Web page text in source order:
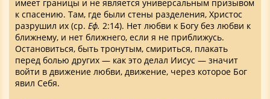
имеет границы и не является универсальным призывом
к спасению. Там, где были стены разделения, Христос
разрушил их (ср. Еф. 2:14). Нет любви к Богу без любви к
ближнему, и нет ближнего, если я не приближусь.
Остановиться, быть тронутым, смириться, плакать
перед болью других — как это делал Иисус — значит
войти в движение любви, движение, через которое Бог
явил Себя.